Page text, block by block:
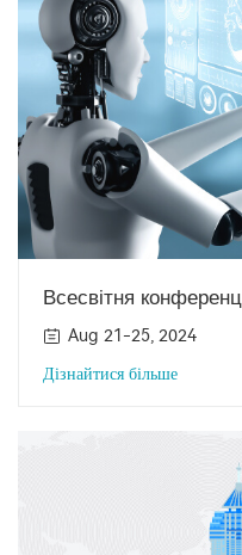
Всесвітня
Aug 21-25, 2024
Дізнайтися більше